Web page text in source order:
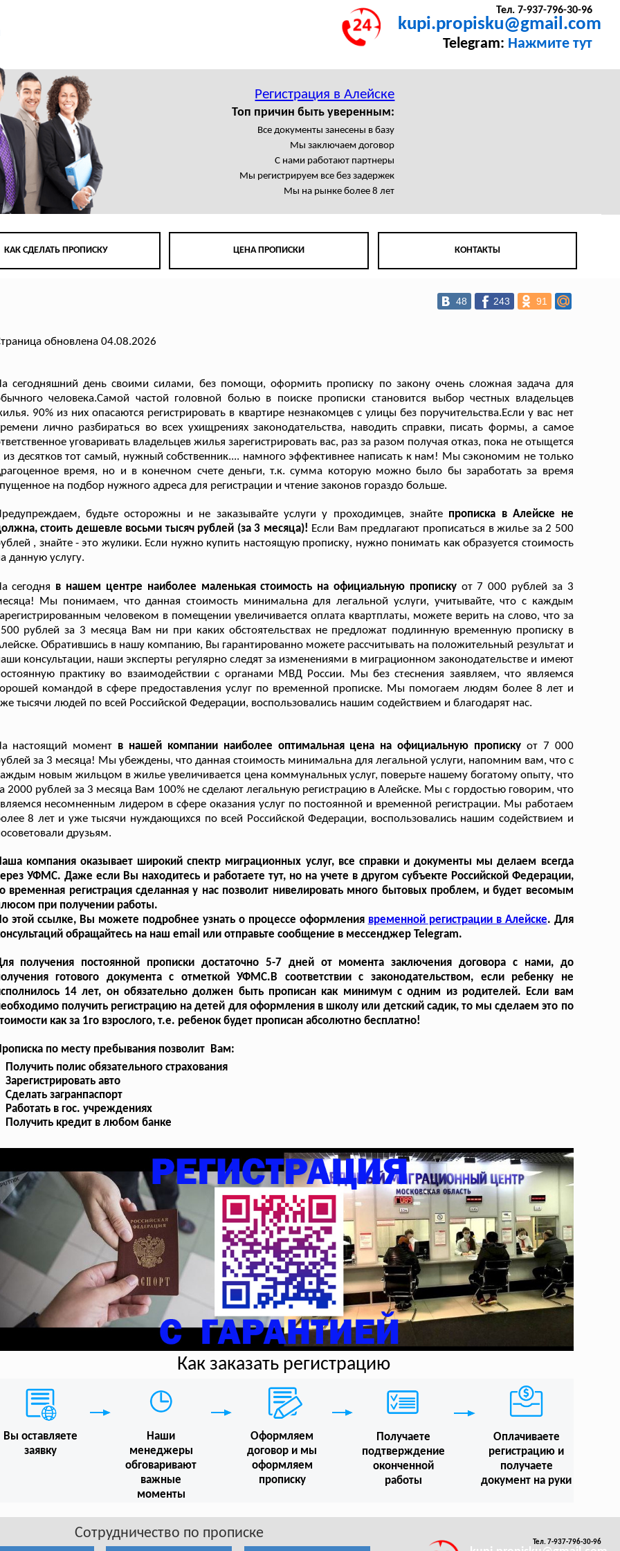
Тел. 7-937-796-30-96
kupi.propisku@gmail.com
Telegram: Нажмите тут
Регистрация в Алейске
Топ причин быть уверенным:
Все документы занесены в базу
Мы заключаем договор
С нами работают партнеры
Мы регистрируем все без задержек
Мы на рынке более 8 лет
КАК СДЕЛАТЬ ПРОПИСКУ ЦЕНА ПРОПИСКИ КОНТАКТЫ
48 243 91
обновлена 04.08.2026
сегодняшний день своими силами, без помощи, оформить прописку по закону очень сложная задача для
человека.Самой частой головной болью в поиске прописки становится выбор честных владельцев
90% из них опасаются регистрировать в квартире незнакомцев с улицы без поручительства.Если у вас нет
лично разбираться во всех ухищрениях законодательства, наводить справки, писать формы, а самое
уговаривать владельцев жилья зарегистрировать вас, раз за разом получая отказ, пока не отыщется
из десятков тот самый, нужный собственник.... намного эффективнее написать к нам! Мы сэкономим не только
время, но и в конечном счете деньги, т.к. сумма которую можно было бы заработать за время
на подбор нужного адреса для регистрации и чтение законов гораздо больше.
будьте осторожны и не заказывайте услуги у проходимцев, знайте прописка в Алейске не
стоить дешевле восьми тысяч рублей (за 3 месяца)! Если Вам предлагают прописаться в жилье за 2 500
, знайте - это жулики. Если нужно купить настоящую прописку, нужно понимать как образуется стоимость
данную услугу.
сегодня в нашем центре наиболее маленькая стоимость на официальную прописку от 7 000 рублей за 3
Мы понимаем, что данная стоимость минимальна для легальной услуги, учитывайте, что с каждым
человеком в помещении увеличивается оплата квартплаты, можете верить на слово, что за
рублей за 3 месяца Вам ни при каких обстоятельствах не предложат подлинную временную прописку в
Обратившись в нашу компанию, Вы гарантированно можете рассчитывать на положительный результат и
консультации, наши эксперты регулярно следят за изменениями в миграционном законодательстве и имеют
практику во взаимодействии с органами МВД России. Мы без стеснения заявляем, что являемся
командой в сфере предоставления услуг по временной прописке. Мы помогаем людям более 8 лет и
тысячи людей по всей Российской Федерации, воспользовались нашим содействием и благодарят нас.
настоящий момент в нашей компании наиболее оптимальная цена на официальную прописку от 7 000
за 3 месяца! Мы убеждены, что данная стоимость минимальна для легальной услуги, напомним вам, что с
новым жильцом в жилье увеличивается цена коммунальных услуг, поверьте нашему богатому опыту, что
2000 рублей за 3 месяца Вам 100% не сделают легальную регистрацию в Алейске. Мы с гордостью говорим, что
несомненным лидером в сфере оказания услуг по постоянной и временной регистрации. Мы работаем
8 лет и уже тысячи нуждающихся по всей Российской Федерации, воспользовались нашим содействием и
друзьям.
компания оказывает широкий спектр миграционных услуг, все справки и документы мы делаем всегда
УФМС. Даже если Вы находитесь и работаете тут, но на учете в другом субъекте Российской Федерации,
временная регистрация сделанная у нас позволит нивелировать много бытовых проблем, и будет весомым
при получении работы.
этой ссылке, Вы можете подробнее узнать о процессе оформления временной регистрации в Алейске. Для
обращайтесь на наш email или отправьте сообщение в мессенджер Telegram.
получения постоянной прописки достаточно 5-7 дней от момента заключения договора с нами, до
готового документа с отметкой УФМС.В соответствии с законодательством, если ребенку не
14 лет, он обязательно должен быть прописан как минимум с одним из родителей. Если вам
получить регистрацию на детей для оформления в школу или детский садик, то мы сделаем это по
как за 1го взрослого, т.е. ребенок будет прописан абсолютно бесплатно!
по месту пребывания позволит Вам:
Получить полис обязательного страхования
Зарегистрировать авто
Сделать загранпаспорт
Работать в гос. учреждениях
Получить кредит в любом банке
Как заказать регистрацию
Вы оставляете
заявку
Наши
менеджеры
обговаривают
важные
моменты
Оформляем
договор и мы
оформляем
прописку
Получаете
подтверждение
оконченной
работы
Оплачиваете
регистрацию и
получаете
документ на руки
Сотрудничество по прописке
Тел. 7-937-796-30-96